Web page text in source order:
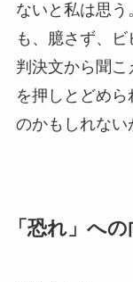
ないと私は思
も、臆さず、
判決文から聞
を押しとどめ
のかもしれな
「恐れ」へ